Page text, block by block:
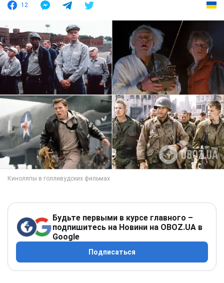
12
Будьте первыми в курсе главного –
подпишитесь на Новини на OBOZ.UA в
Google
Подписаться